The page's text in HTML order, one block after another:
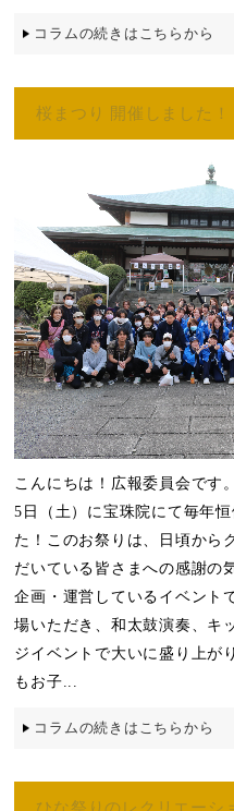
コラムの続きはこちらから
桜まつり 開催しました！
こんにちは！広報委員会です
5日（土）に宝珠院にて毎年
た！このお祭りは、日頃から
だいている皆さまへの感謝の
企画・運営しているイベント
場いただき、和太鼓演奏、キ
ジイベントで大いに盛り上
もお子...
コラムの続きはこちらから